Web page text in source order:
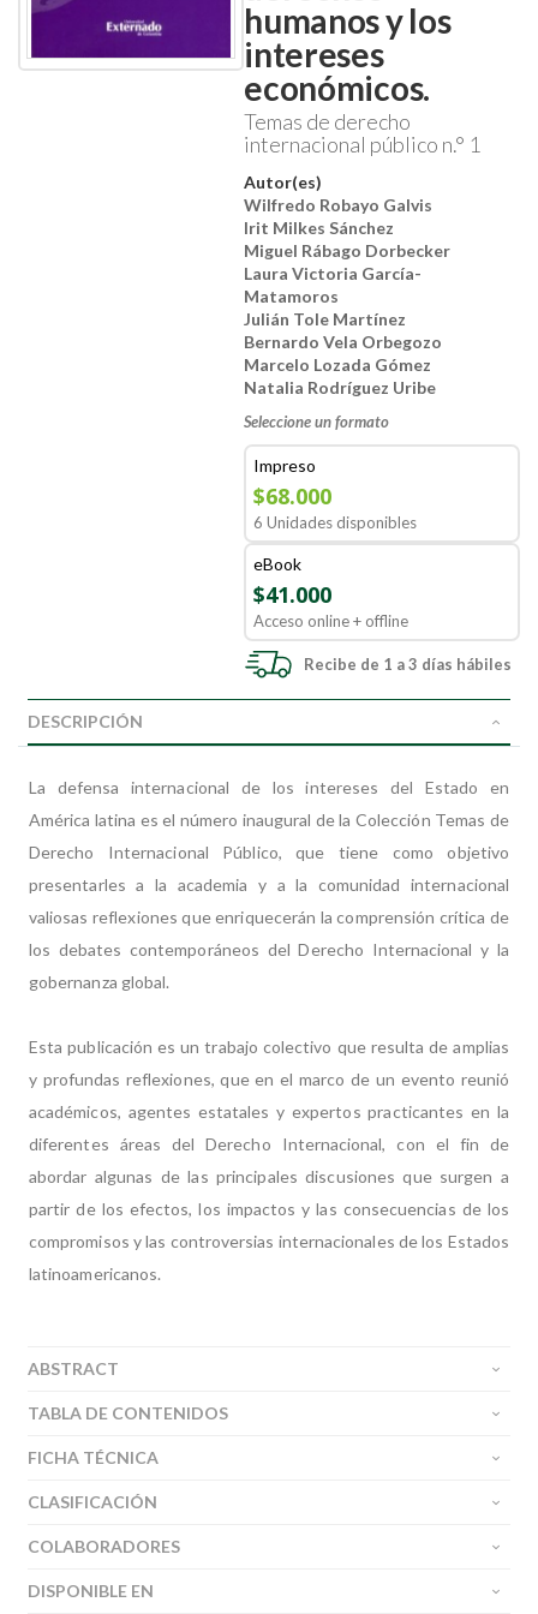
humanos y los
intereses
económicos.
Temas de derecho
internacional público n.° 1
Autor(es)
Wilfredo Robayo Galvis
Irit Milkes Sánchez
Miguel Rábago Dorbecker
Laura Victoria García-
Matamoros
Julián Tole Martínez
Bernardo Vela Orbegozo
Marcelo Lozada Gómez
Natalia Rodríguez Uribe
Seleccione un formato
Impreso
$68.000
6 Unidades disponibles
eBook
$41.000
Acceso online + offline
Recibe de 1 a 3 días hábiles
DESCRIPCIÓN
La defensa internacional de los intereses del Estado en
América latina es el número inaugural de la Colección Temas de
Derecho Internacional Público, que tiene como objetivo
presentarles a la academia y a la comunidad internacional
valiosas reflexiones que enriquecerán la comprensión crítica de
los debates contemporáneos del Derecho Internacional y la
gobernanza global.
Esta publicación es un trabajo colectivo que resulta de amplias
y profundas reflexiones, que en el marco de un evento reunió
académicos, agentes estatales y expertos practicantes en la
diferentes áreas del Derecho Internacional, con el fin de
abordar algunas de las principales discusiones que surgen a
partir de los efectos, los impactos y las consecuencias de los
compromisos y las controversias internacionales de los Estados
latinoamericanos.
ABSTRACT
TABLA DE CONTENIDOS
FICHA TÉCNICA
CLASIFICACIÓN
COLABORADORES
DISPONIBLE EN